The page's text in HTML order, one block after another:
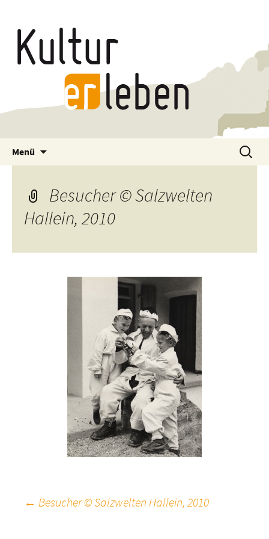
Menü
Suchen
nach:
Besucher © Salzwelten
Hallein, 2010
Beitragsnavigation
← Besucher © Salzwelten Hallein, 2010